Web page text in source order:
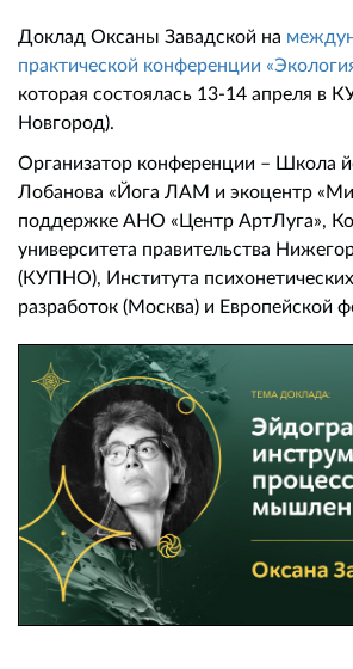
Доклад Оксаны Завадской на
практической конференции
которая состоялась 13-14 апреля
Новгород).
Организатор конференции – Школа
Лобанова «Йога ЛАМ и экоцентр
поддержке АНО «Центр АртЛуга»,
университета правительства
(КУПНО), Института
разработок (Москва) и Европейской